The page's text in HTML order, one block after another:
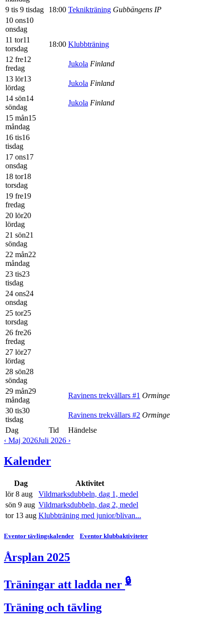
9 tis 9 tisdag 18:00 Teknikträning Gubbängens IP
10 ons10
onsdag
11 tor11
torsdag
18:00 Klubbträning
12 fre12
fredag
Jukola Finland
13 lör13
lördag
Jukola Finland
14 sön14
söndag
Jukola Finland
15 mån15
måndag
16 tis16
tisdag
17 ons17
onsdag
18 tor18
torsdag
19 fre19
fredag
20 lör20
lördag
21 sön21
söndag
22 mån22
måndag
23 tis23
tisdag
24 ons24
onsdag
25 tor25
torsdag
26 fre26
fredag
27 lör27
lördag
28 sön28
söndag
29 mån29
måndag
Ravinens trekvällars #1 Orminge
30 tis30
tisdag
Ravinens trekvällars #2 Orminge
Dag
Tid
Händelse
‹ Maj 2026Juli 2026 ›
Kalender
Dag
Aktivitet
lör 8 aug
Vildmarksdubbeln, dag 1, medel
sön 9 aug Vildmarksdubbeln, dag 2, medel
tor 13 aug Klubbträning med junior/blivan...
Eventor tävlingskalender Eventor klubbaktiviteter
Årsplan 2025
Träningar att ladda ner 🔒
Träning och tävling